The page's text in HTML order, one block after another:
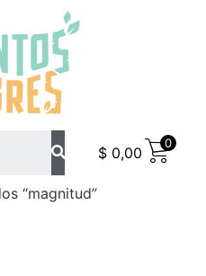
$ 0,00
0
“magnitud”